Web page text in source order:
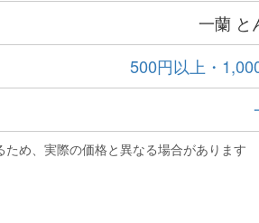
一蘭 と
500円以上・
め、実際の価格と異なる場合があります